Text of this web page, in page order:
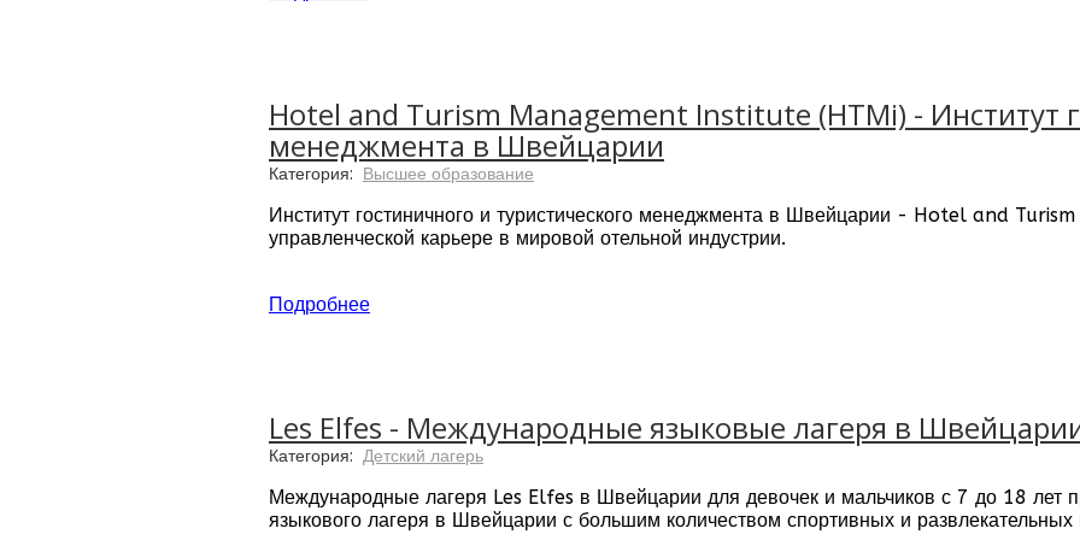
студень смогли за дополнительный семестр (3+1) получить американскую степень. В
Швейцарской образовательной группы. В 2006 году к вузу приходит признание со
Hotel and Turism Management Institute (HTMi) - Институт
менеджмента в Швейцарии
Категория: Высшее образование
Институт гостиничного и туристического менеджмента в Швейцарии - Hotel and
управленческой карьере в мировой отельной индустрии.
Центр кулинарного менеджмента
Миссия института- «Приходи студентом, становись менеджером».
Подробнее
Les Elfes - Международные языковые лагеря в
Категория: Детский лагерь
Международные лагеря Les Elfes в Швейцарии для девочек и мальчиков с 7 до 18 лет
языкового лагеря в Швейцарии с большим количеством спортивных и развлекательных